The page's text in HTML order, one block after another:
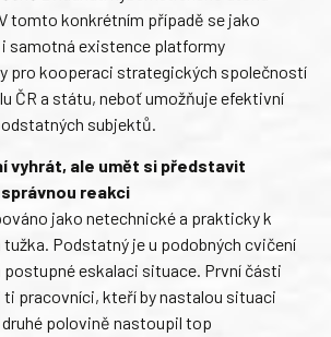
tomto konkrétním případě se jako
samotná existence platformy
pro kooperaci strategických společností
ČR a státu, neboť umožňuje efektivní
subjektů.
vyhrát, ale umět si představit
reakci
jako netechnické a prakticky k
Podstatný je u podobných cvičení
postupné eskalaci situace. První části
pracovníci, kteří by nastalou situaci
polovině nastoupil top